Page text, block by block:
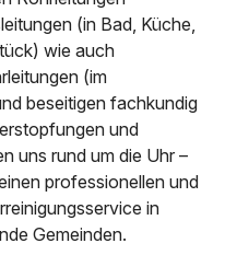
(in Bad, Küche,
wie auch
(im
beseitigen fachkundig
und
uns rund um die Uhr –
professionellen und
in
Gemeinden.